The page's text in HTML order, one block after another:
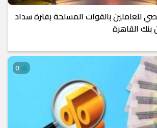
للعاملين بالقوات المسلحة بفترة سداد